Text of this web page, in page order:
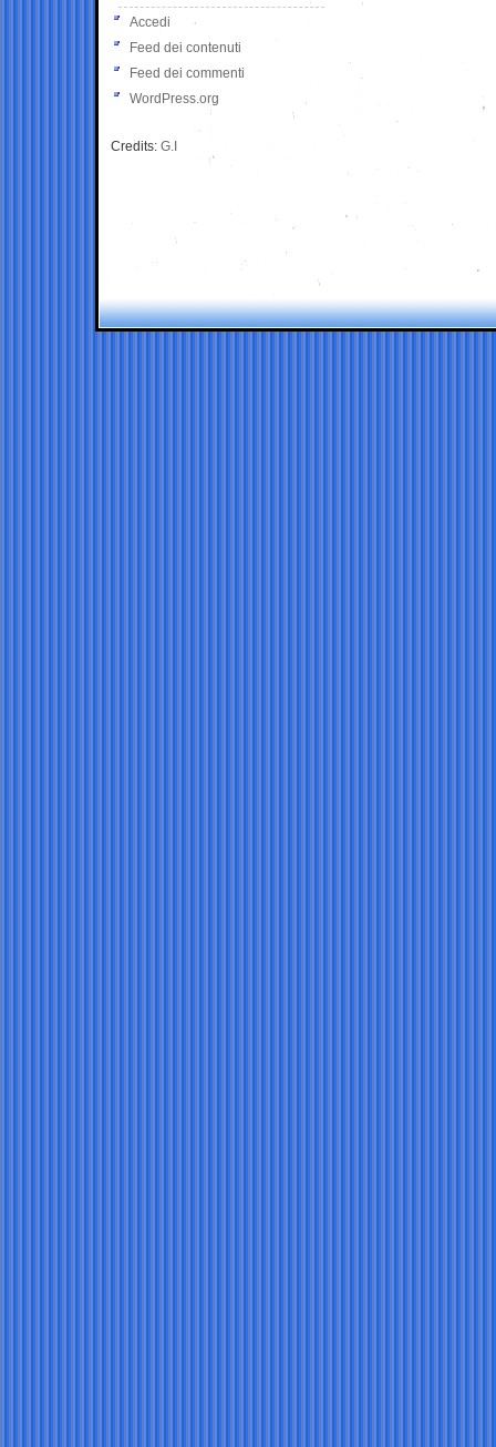
Accedi
Feed dei contenuti
Feed dei commenti
WordPress.org
Credits: G.I